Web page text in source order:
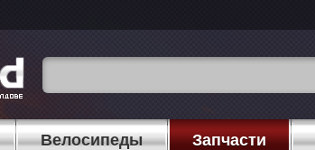
Велосипеды Запчасти